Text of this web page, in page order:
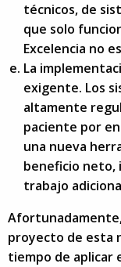
técnicos, de
que solo
Excelencia no
La
exigente. Los
altamente
paciente por
una nueva
beneficio neto,
trabajo
proyecto de esta
tiempo de aplicar